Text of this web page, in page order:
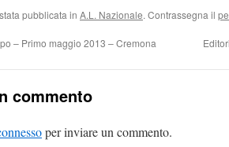
pubblicata in A.L. Nazionale. Contrassegna il
– Primo maggio 2013 – Cremona
commento
per inviare un commento.